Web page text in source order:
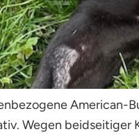
Wegen